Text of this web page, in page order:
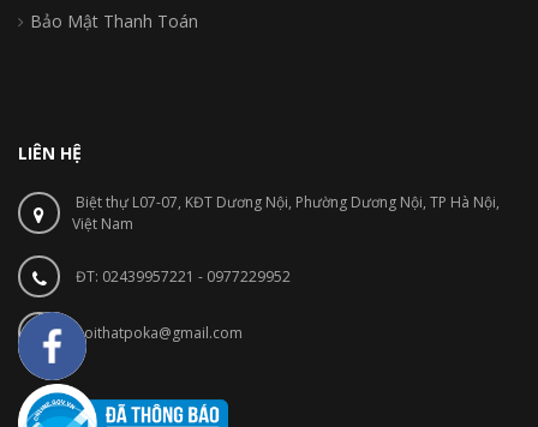
Bảo Mật Thanh Toán
LIÊN HỆ
Biệt thự L07-07, KĐT Dương Nội, Phường Dương Nội, TP Hà Nội,
Việt Nam
ĐT: 02439957221 - 0977229952
noithatpoka@gmail.com